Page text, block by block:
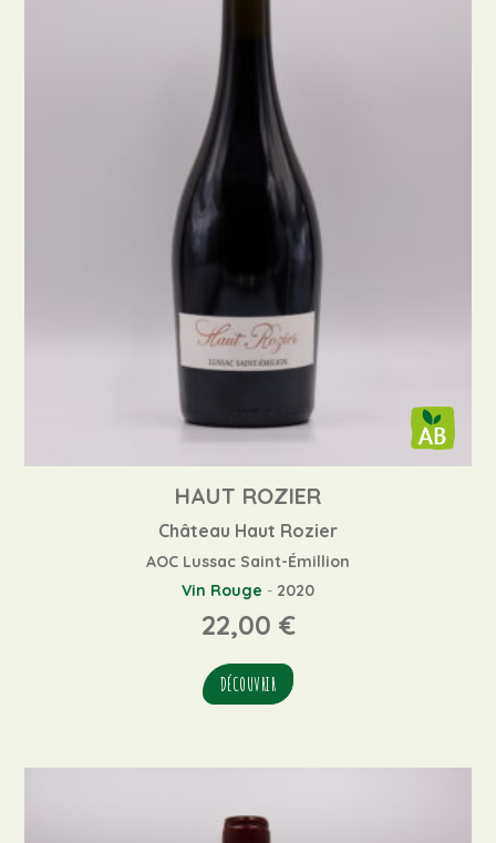
HAUT ROZIER
Château Haut Rozier
AOC Lussac Saint-Émillion
Vin Rouge - 2020
22,00 €
DÉCOUVRIR